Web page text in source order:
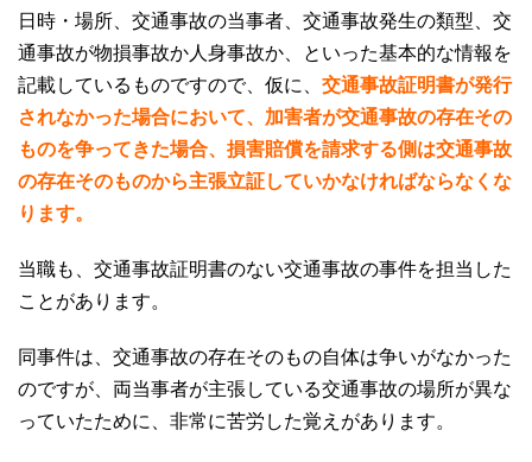
日時・場所、交通事故の当事者、交通事故発生の類型、交
通事故が物損事故か人身事故か、といった基本的な情報を
記載しているものですので、仮に、 交通事故証明書が発行
されなかった場合において、加害者が交通事故の存在その
ものを争ってきた場合、損害賠償を請求する側は交通事故
の存在そのものから主張立証していかなければならなくな
ります。
当職も、交通事故証明書のない交通事故の事件を担当した
ことがあります。
同事件は、交通事故の存在そのもの自体は争いがなかった
のですが、両当事者が主張している交通事故の場所が異な
っていたために、非常に苦労した覚えがあります。